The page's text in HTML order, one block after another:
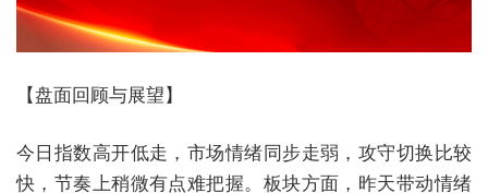
【盘面回顾与展望】
今日指数高开低走，市场情绪同步走弱，攻守切换比较
快，节奏上稍微有点难把握。板块方面，昨天带动情绪